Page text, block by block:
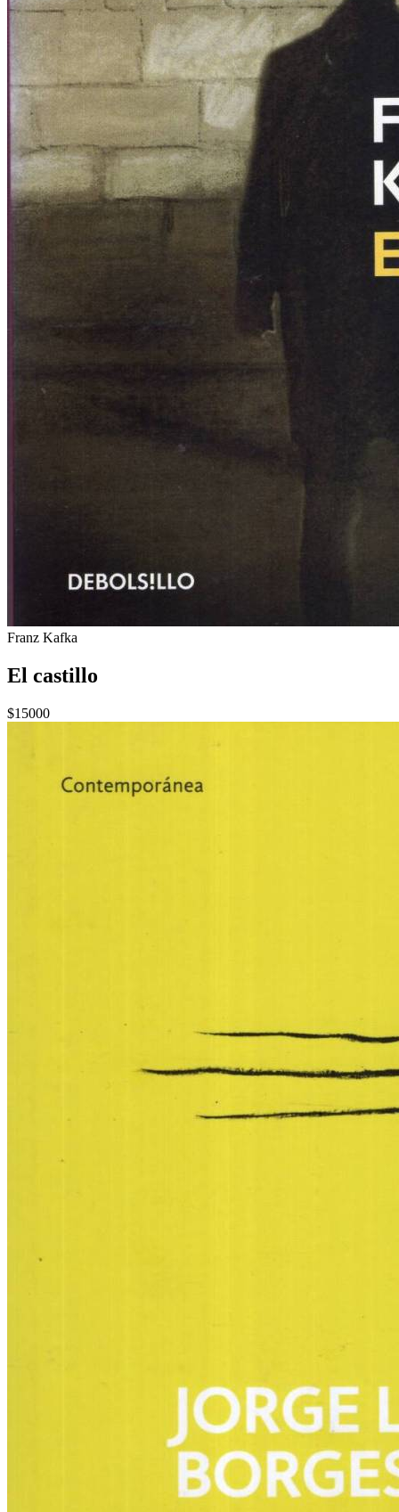
Franz Kafka
El castillo
$15000